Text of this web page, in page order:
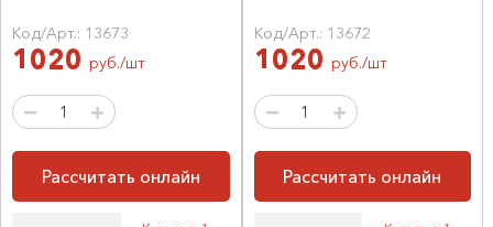
Код/Арт.: 13673
1020 руб./шт
Рассчитать онлайн
Код/Арт.: 13672
1020 руб./шт
Рассчитать онлайн